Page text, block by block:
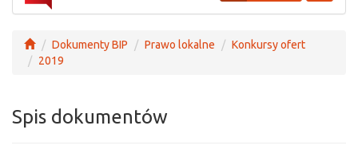
Dokumenty BIP Prawo lokalne
Konkursy ofert
2019
Spis dokumentów